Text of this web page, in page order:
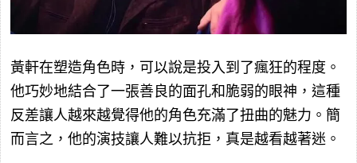
黃軒在塑造角色時，可以說是投入到了瘋狂的程度。
他巧妙地結合了一張善良的面孔和脆弱的眼神，這種
反差讓人越來越覺得他的角色充滿了扭曲的魅力。簡
而言之，他的演技讓人難以抗拒，真是越看越著迷。